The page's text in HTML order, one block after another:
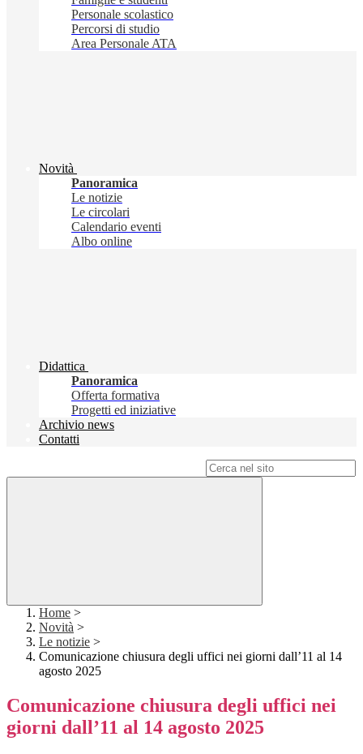
Personale scolastico
Percorsi di studio
Area Personale ATA
Novità
Panoramica
Le notizie
Le circolari
Calendario eventi
Albo online
Didattica
Panoramica
Offerta formativa
Progetti ed iniziative
Archivio news
Contatti
Home >
Novità >
Le notizie >
Comunicazione chiusura degli uffici nei giorni dall’11 al 14
agosto 2025
Comunicazione chiusura degli uffici nei
giorni dall’11 al 14 agosto 2025